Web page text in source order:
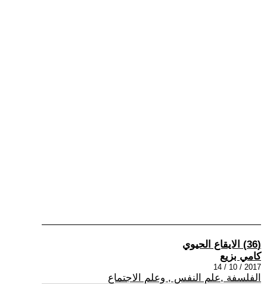
(36) الايقاع الحيوي
كامي بزيع
2017 / 10 / 14
الفلسفة ,علم النفس , وعلم الاجتماع